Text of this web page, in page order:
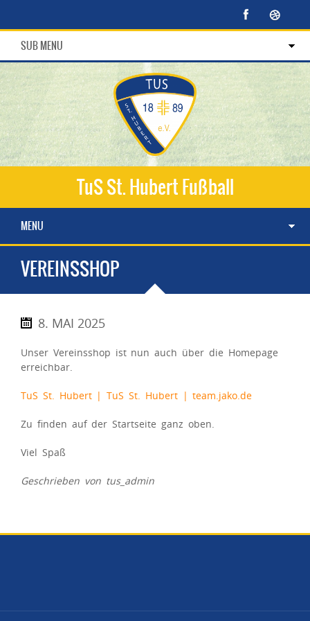
SUB MENU
TuS St. Hubert Fußball
MENU
VEREINSSHOP
8. MAI 2025
Unser Vereinsshop ist nun auch über die Homepage
erreichbar.
TuS St. Hubert | TuS St. Hubert | team.jako.de
Zu finden auf der Startseite ganz oben.
Viel Spaß
Geschrieben von tus_admin